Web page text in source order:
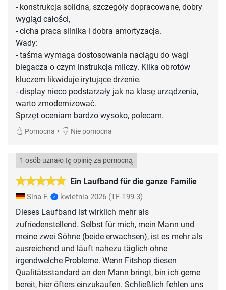
- konstrukcja solidna, szczegóły dopracowane, dobry
wygląd całości,
- cicha praca silnika i dobra amortyzacja.
Wady:
- taśma wymaga dostosowania naciągu do wagi
biegacza o czym instrukcja milczy. Kilka obrotów
kluczem likwiduje irytujące drżenie.
- display nieco podstarzały jak na klasę urządzenia,
warto zmodernizować.
Sprzęt oceniam bardzo wysoko, polecam.
Pomocna • Nie pomocna
Ein Laufband für die ganze Familie
1 osób uznało tę opinię za pomocną
Sina F. kwietnia 2026 (TF-T99-3)
Dieses Laufband ist wirklich mehr als
zufriedenstellend. Selbst für mich, mein Mann und
meine zwei Söhne (beide erwachsen), ist es mehr als
ausreichend und läuft nahezu täglich ohne
irgendwelche Probleme. Wenn Fitshop diesen
Qualitätsstandard an den Mann bringt, bin ich gerne
bereit, hier öfters einzukaufen. Schließlich fehlen uns